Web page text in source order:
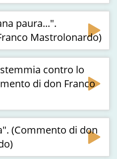
paura...".
Mastrolonardo)
contro lo
di don Franco
(Commento di don